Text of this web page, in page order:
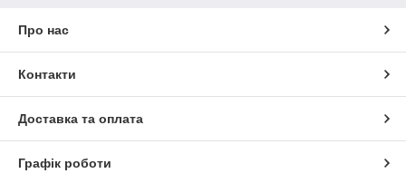
Про нас
Контакти
Доставка та оплата
Графік роботи